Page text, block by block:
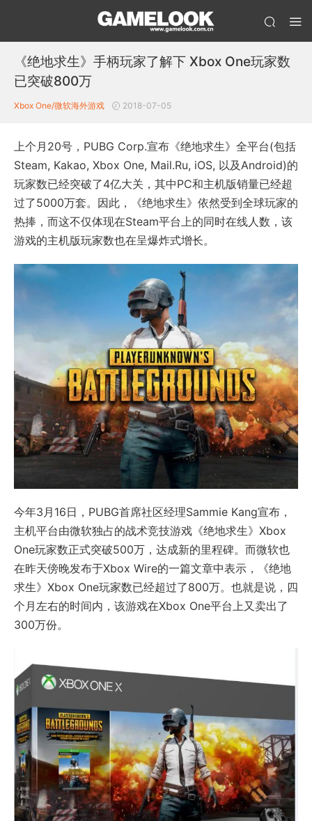
《绝地求生》手柄玩家了解下 Xbox One玩家数
已突破800万
Xbox One/微软海外游戏 2018-07-05
上个月20号，PUBG Corp.宣布《绝地求生》全平台(包括
Steam, Kakao, Xbox One, Mail.Ru, iOS, 以及Android)的
玩家数已经突破了4亿大关，其中PC和主机版销量已经超
过了5000万套。因此，《绝地求生》依然受到全球玩家的
热捧，而这不仅体现在Steam平台上的同时在线人数，该
游戏的主机版玩家数也在呈爆炸式增长。
今年3月16日，PUBG首席社区经理Sammie Kang宣布，
主机平台由微软独占的战术竞技游戏《绝地求生》Xbox
One玩家数正式突破500万，达成新的里程碑。而微软也
在昨天傍晚发布于Xbox Wire的一篇文章中表示，《绝地
求生》Xbox One玩家数已经超过了800万。也就是说，四
个月左右的时间内，该游戏在Xbox One平台上又卖出了
300万份。